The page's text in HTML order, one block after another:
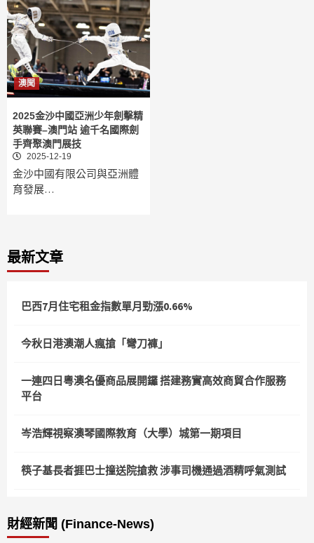
澳聞
2025金沙中國亞洲少年劍擊精
英聯賽–澳門站 逾千名國際劍
手齊聚澳門展技
2025-12-19
金沙中國有限公司與亞洲體
育發展…
最新文章
巴西7月住宅租金指數單月勁漲0.66%
今秋日港澳潮人瘋搶「彎刀褲」
一連四日粵澳名優商品展開鑼 搭建務實高效商貿合作服務
平台
岑浩輝視察澳琴國際教育（大學）城第一期項目
筷子基長者捱巴士撞送院搶救 涉事司機通過酒精呼氣測試
財經新聞 (Finance-News)